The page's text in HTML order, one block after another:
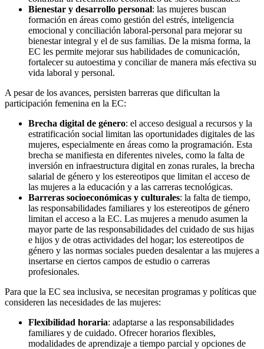
Bienestar y desarrollo personal: las mujeres buscan
formación en áreas como gestión del estrés, inteligencia
emocional y conciliación laboral-personal para mejorar su
bienestar integral y el de sus familias. De la misma forma, la
EC les permite mejorar sus habilidades de comunicación,
fortalecer su autoestima y conciliar de manera más efectiva su
vida laboral y personal.
A pesar de los avances, persisten barreras que dificultan la
participación femenina en la EC:
Brecha digital de género: el acceso desigual a recursos y la
estratificación social limitan las oportunidades digitales de las
mujeres, especialmente en áreas como la programación. Esta
brecha se manifiesta en diferentes niveles, como la falta de
inversión en infraestructura digital en zonas rurales, la brecha
salarial de género y los estereotipos que limitan el acceso de
las mujeres a la educación y a las carreras tecnológicas.
Barreras socioeconómicas y culturales: la falta de tiempo,
las responsabilidades familiares y los estereotipos de género
limitan el acceso a la EC. Las mujeres a menudo asumen la
mayor parte de las responsabilidades del cuidado de sus hijas
e hijos y de otras actividades del hogar; los estereotipos de
género y las normas sociales pueden desalentar a las mujeres a
insertarse en ciertos campos de estudio o carreras
profesionales.
Para que la EC sea inclusiva, se necesitan programas y políticas que
consideren las necesidades de las mujeres:
Flexibilidad horaria: adaptarse a las responsabilidades
familiares y de cuidado. Ofrecer horarios flexibles,
modalidades de aprendizaje a tiempo parcial y opciones de